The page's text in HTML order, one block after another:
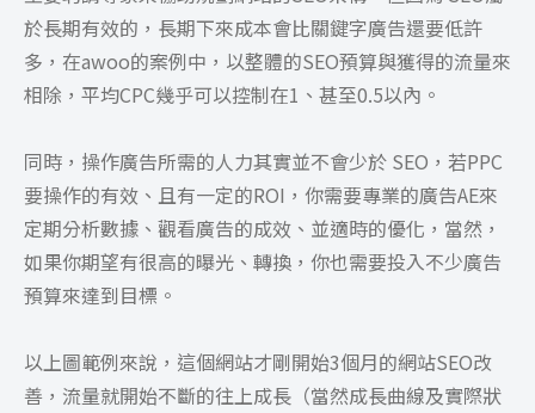
於長期有效的，長期下來成本會比關鍵字廣告還要低許
多，在awoo的案例中，以整體的SEO預算與獲得的流量來
相除，平均CPC幾乎可以控制在1、甚至0.5以內。
同時，操作廣告所需的人力其實並不會少於 SEO，若PPC
要操作的有效、且有一定的ROI，你需要專業的廣告AE來
定期分析數據、觀看廣告的成效、並適時的優化，當然，
如果你期望有很高的曝光、轉換，你也需要投入不少廣告
預算來達到目標。
以上圖範例來說，這個網站才剛開始3個月的網站SEO改
善，流量就開始不斷的往上成長（當然成長曲線及實際狀